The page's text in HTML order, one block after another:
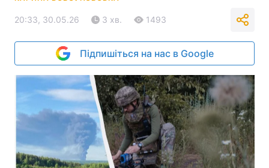
20:33, 30.05.26 3 хв. 1493
Підпишіться на нас в Google